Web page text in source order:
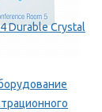
Durable Crystal